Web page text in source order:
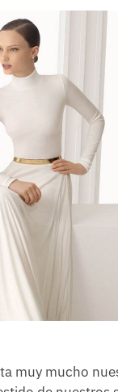
muy mucho